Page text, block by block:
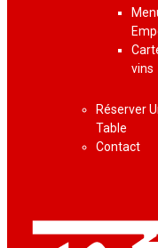
vins
Réserver
Table
Contact